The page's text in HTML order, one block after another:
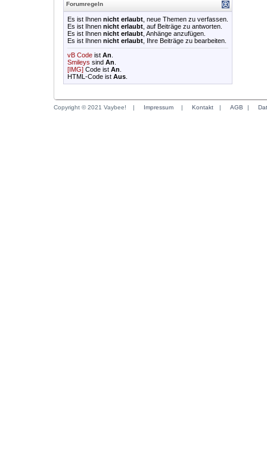
Forumregeln
Es ist Ihnen nicht erlaubt , neue Themen zu verfassen.
Es ist Ihnen nicht erlaubt , auf Beiträge zu antworten.
Es ist Ihnen nicht erlaubt , Anhänge anzufügen.
Es ist Ihnen nicht erlaubt , Ihre Beiträge zu bearbeiten.
vB Code ist An
Smileys sind An
[IMG] Code ist An
HTML-Code ist Aus
Copyright © 2021 Vaybee! | Impressum | Kontakt | AGB |